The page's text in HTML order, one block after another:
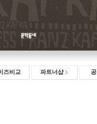
즈비교 파트너샵